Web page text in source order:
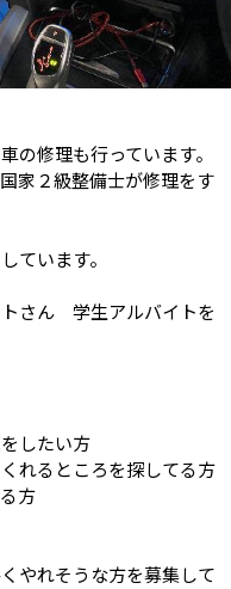
の修理も行っています。
家２級整備士が修理をす
ています。
さん 学生アルバイトを
したい方
れるところを探してる方
方
やれそうな方を募集して